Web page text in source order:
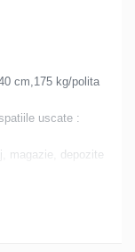
cm,175 kg/polita
uscate :
magazie, depozite
diferitelor
ridicata gen baie.